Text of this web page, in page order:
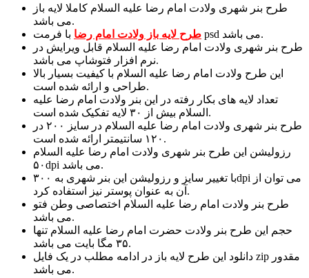
طرح بنر شهری ولادت امام رضا علیه السلام کاملا لایه باز
می باشد.
طرح لایه باز ولادت امام رضا
با فرمت psd می باشد.
طرح بنر شهری ولادت امام رضا علیه السلام قابل ویرایش در
نرم افزار فتوشاپ می باشد.
این طرح ولادت امام رضا علیه السلام با کیفیت بسیار بالا
طراحی و ارائه شده است.
تعداد لایه های بکار رفته در این بنر ولادت امام رضا علیه
السلام بیش از ۳۰ لایه تفکیک شده است.
طرح بنر شهری ولادت امام رضا علیه السلام در سایز ۲۰۰ در
۱۲۰ سانتیمتر ارائه شده است.
رزولیشن این طرح بنر شهری ولادت امام رضا علیه السلام
۵۰dpi می باشد.
با تغییر سایز و رزولیشن این بنر شهری به ۳۰۰dpi می توان از
آن به عنوان پوستر نیز استفاده کرد.
طرح بنر ولادت امام رضا علیه السلام اختصاصی وطن فتو
می باشد.
حجم این طرح بنر ولادت حضرت امام رضا علیه السلام تنها
۳۵ مگا بایت می باشد.
دانلود این طرح لایه باز در ادامه مطلب در یک فایل zip مقدور
می باشد.